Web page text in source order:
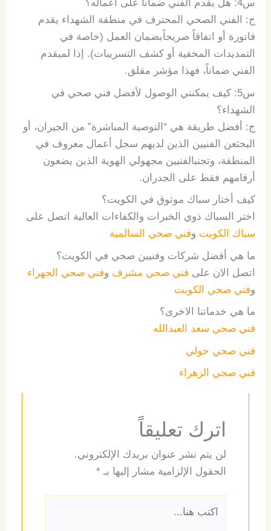
س4: هل يقدم الفني ضماناً على
أعماله؟
ج: الفني الصحي المحترف في منطقة الشهداء يقدم
فاتورة
أو اتفاقاً صريحاًبضمان العمل (خاصة في
التمديدات
المخفية أو كشف التسريبات). إذا لميقدم
الفني ضماناً، فهذا مؤشر مقلق.
س5: كيف يمكنني الوصول لأفضل فني صحي في
الشهداء؟
ج: أفضل طريقة هي “ التوصية المباشرة” من الجيران،
أو
البحثعن الفنيين الذين لديهم سجل أعمال معروف في
المنطقة، وتجنبالفنيين مجهولي الهوية الذين يضعون
أرقامهم فقط على الجدران.
كيف أختار سباك موثوق في الكويت؟
اختر السباك ذوي الخبرات والكفاءات العالية اتصل على
سباك الكويت وفني صحي السالمية
ما هي أفضل شركات وفنيين صحي في الكويت؟
اتصل الان على فني صحي مشرف وفني صحي الجهراء
وفني صحي الكويت
ما هي خدماتنا الاخرى؟
فني صحي سعد العبدالله
فني صحي حولي
فني صحي الزهراء
اترك تعليقاً
لن يتم نشر عنوان بريدك الإلكتروني.
الحقول الإلزامية مشار إليها بـ *